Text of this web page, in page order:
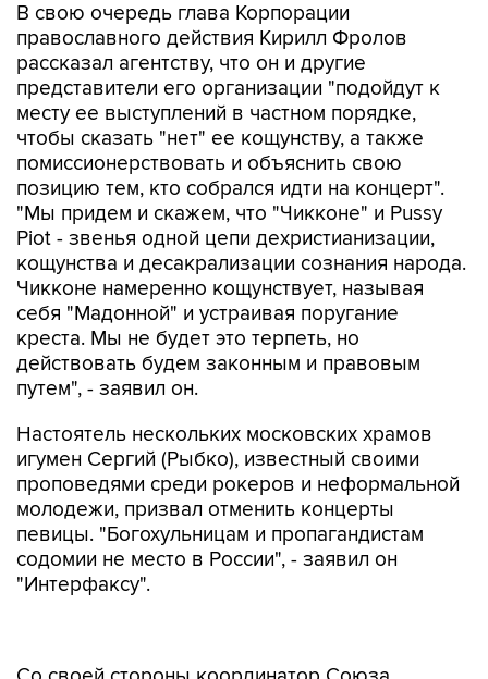
В свою очередь глава Корпорации
православного действия Кирилл Фролов
рассказал агентству, что он и другие
представители его организации "подойдут к
месту ее выступлений в частном порядке,
чтобы сказать "нет" ее кощунству, а также
помиссионерствовать и объяснить свою
позицию тем, кто собрался идти на концерт".
"Мы придем и скажем, что "Чикконе" и Pussy
Piot - звенья одной цепи дехристианизации,
кощунства и десакрализации сознания народа.
Чикконе намеренно кощунствует, называя
себя "Мадонной" и устраивая поругание
креста. Мы не будет это терпеть, но
действовать будем законным и правовым
путем", - заявил он.
Настоятель нескольких московских храмов
игумен Сергий (Рыбко), известный своими
проповедями среди рокеров и неформальной
молодежи, призвал отменить концерты
певицы. "Богохульницам и пропагандистам
содомии не место в России", - заявил он
"Интерфаксу".